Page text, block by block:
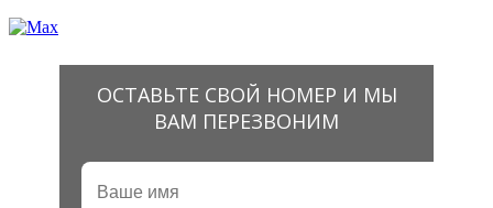
ОСТАВЬТЕ СВОЙ НОМЕР И МЫ
ВАМ ПЕРЕЗВОНИМ